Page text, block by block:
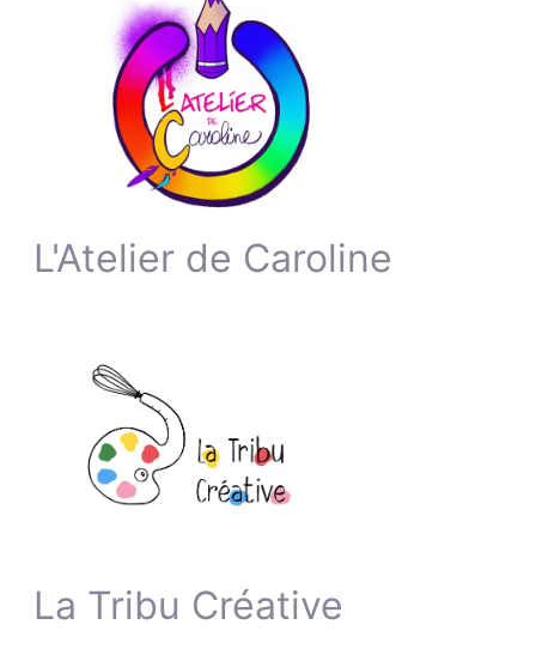
L'Atelier de Caroline
La Tribu Créative